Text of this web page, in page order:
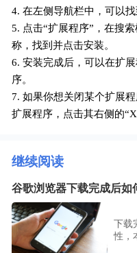
4. 在左侧导航栏中，可以找
5. 点击“扩展程序”，在搜
称，找到并点击安装。
6. 安装完成后，可以在扩
序。
7. 如果你想关闭某个扩展
扩展程序，点击其右侧的
继续阅读
谷歌浏览器下载完成后如
下载
性，